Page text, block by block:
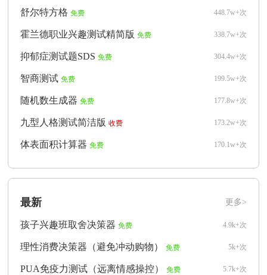
448.7w+次
舒尔特方格 免费
338.7w+次
霍兰德职业兴趣测试精简版 免费
304.4w+次
抑郁症测试题SDS 免费
199.5w+次
智商测试 免费
177.8w+次
随机数生成器 免费
173.2w+次
九型人格测试简洁版 收费
170.1w+次
体表面积计算器 免费
更多>
最新
4.9k+次
孩子兴趣班取舍决策器 免费
5k+次
理性消费决策器（避免冲动购物） 免费
5.7k+次
PUA免疫力测试（远离情感操控） 免费